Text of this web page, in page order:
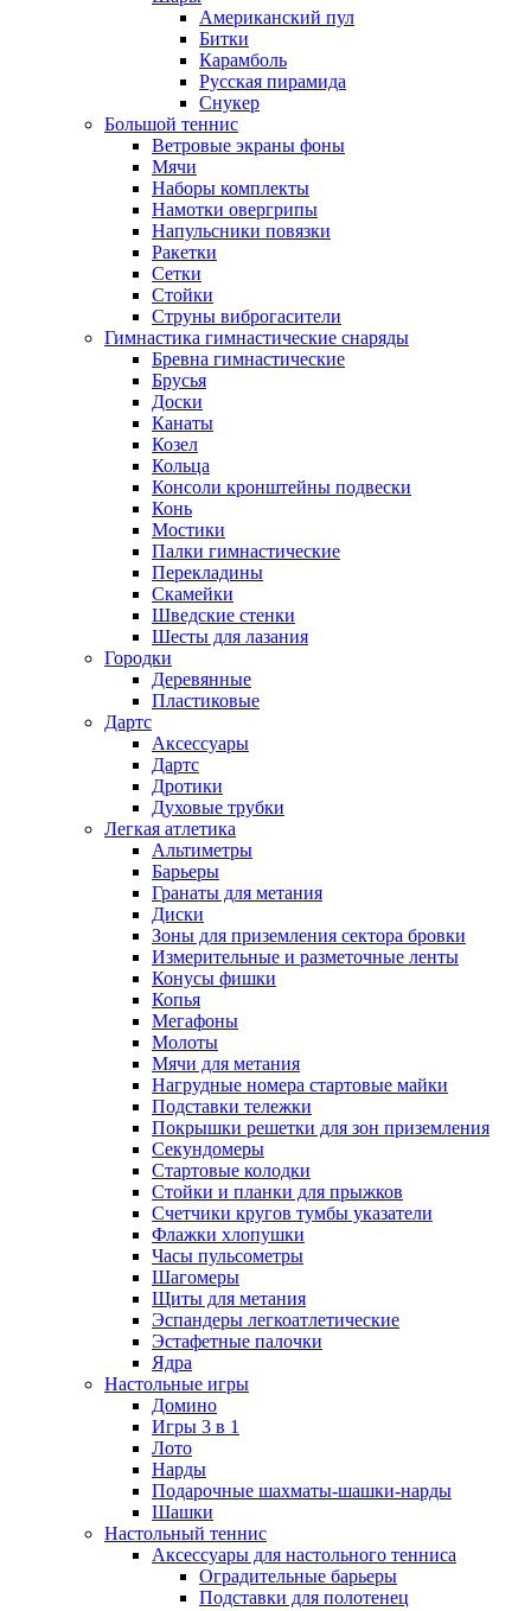
Американский пул
Битки
Карамболь
Русская пирамида
Снукер
Большой теннис
Ветровые экраны фоны
Мячи
Наборы комплекты
Намотки овергрипы
Напульсники повязки
Ракетки
Сетки
Стойки
Струны виброгасители
Гимнастика гимнастические снаряды
Бревна гимнастические
Брусья
Доски
Канаты
Козел
Кольца
Консоли кронштейны подвески
Конь
Мостики
Палки гимнастические
Перекладины
Скамейки
Шведские стенки
Шесты для лазания
Городки
Деревянные
Пластиковые
Дартс
Аксессуары
Дартс
Дротики
Духовые трубки
Легкая атлетика
Альтиметры
Барьеры
Гранаты для метания
Диски
Зоны для приземления сектора бровки
Измерительные и разметочные ленты
Конусы фишки
Копья
Мегафоны
Молоты
Мячи для метания
Нагрудные номера стартовые майки
Подставки тележки
Покрышки решетки для зон приземления
Секундомеры
Стартовые колодки
Стойки и планки для прыжков
Счетчики кругов тумбы указатели
Флажки хлопушки
Часы пульсометры
Шагомеры
Щиты для метания
Эспандеры легкоатлетические
Эстафетные палочки
Ядра
Настольные игры
Домино
Игры 3 в 1
Лото
Нарды
Подарочные шахматы-шашки-нарды
Шашки
Настольный теннис
Аксессуары для настольного тенниса
Оградительные барьеры
Подставки для полотенец